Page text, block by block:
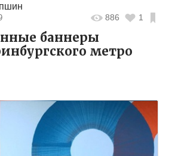
886 1
баннеры
метро